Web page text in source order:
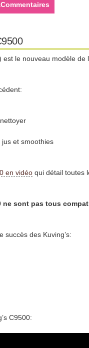
est le nouveau modèle
et smoothies
en vidéo qui détail toutes
ne sont pas tous
succès des Kuving’s:
C9500: